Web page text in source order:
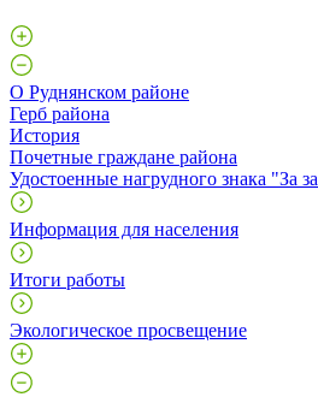
О Руднянском районе
Герб района
История
Почетные граждане района
Удостоенные нагрудного знака "За
Информация для населения
Итоги работы
Экологическое просвещение